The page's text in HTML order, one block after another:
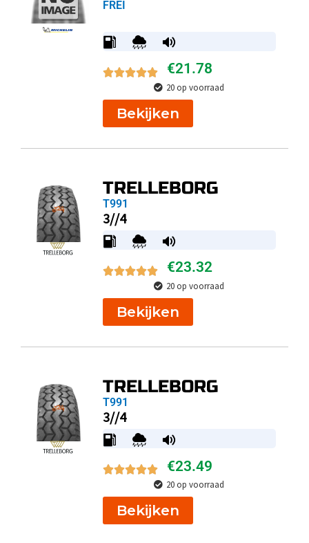
FREI
€21.78
20 op voorraad
Bekijken
TRELLEBORG
T991
3//4
€23.32
20 op voorraad
Bekijken
TRELLEBORG
T991
3//4
€23.49
20 op voorraad
Bekijken